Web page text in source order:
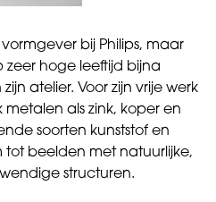
bij Philips, maar
zeer hoge leeftijd bijna
atelier. Voor zijn vrije werk
als zink, koper en
soorten kunststof en
tot beelden met natuurlijke,
structuren.